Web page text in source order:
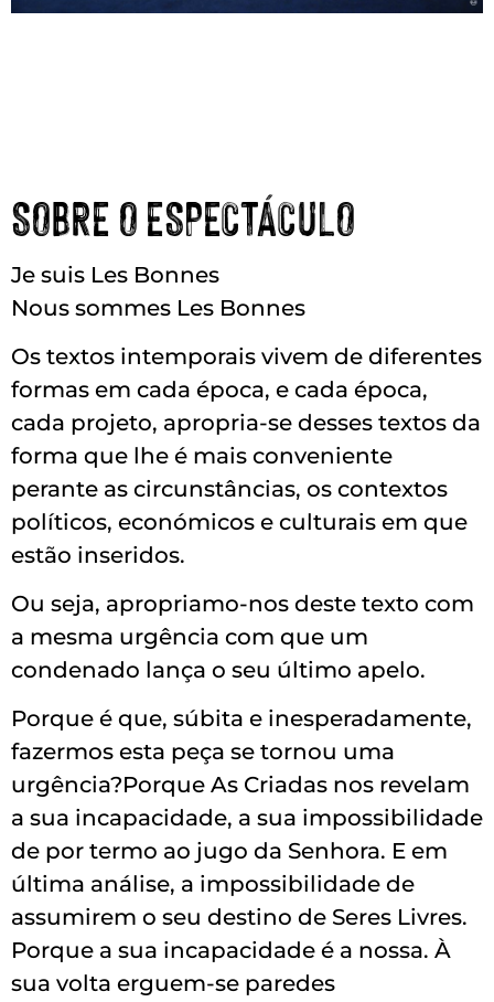
SOBRE O ESPECTÁCULO
Je suis Les Bonnes
Nous sommes Les Bonnes
Os textos intemporais vivem de diferentes
formas em cada época, e cada época,
cada projeto, apropria-se desses textos da
forma que lhe é mais conveniente
perante as circunstâncias, os contextos
políticos, económicos e culturais em que
estão inseridos.
Ou seja, apropriamo-nos deste texto com
a mesma urgência com que um
condenado lança o seu último apelo.
Porque é que, súbita e inesperadamente,
fazermos esta peça se tornou uma
urgência?Porque As Criadas nos revelam
a sua incapacidade, a sua impossibilidade
de por termo ao jugo da Senhora. E em
última análise, a impossibilidade de
assumirem o seu destino de Seres Livres.
Porque a sua incapacidade é a nossa. À
sua volta erguem-se paredes